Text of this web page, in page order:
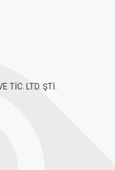
TİC. LTD. ŞTİ.